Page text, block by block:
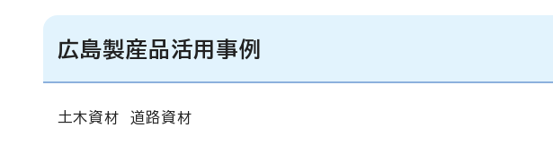
広島製産品活用事例
土木資材 道路資材